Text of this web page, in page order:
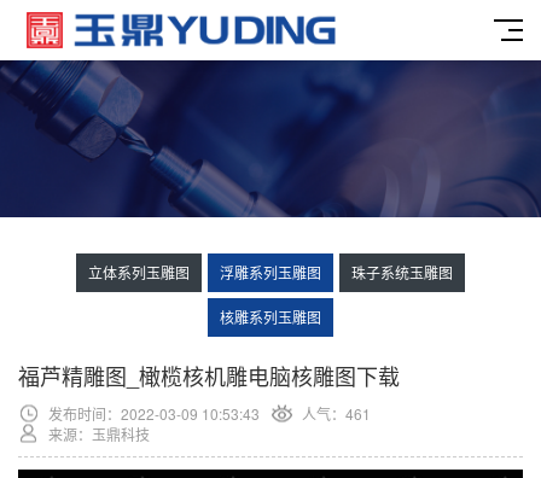
立体系列玉雕图 浮雕系列玉雕图 珠子系统玉雕图
核雕系列玉雕图
福芦精雕图_橄榄核机雕电脑核雕图下载
发布时间：2022-03-09 10:53:43 人气： 461
来源：玉鼎科技